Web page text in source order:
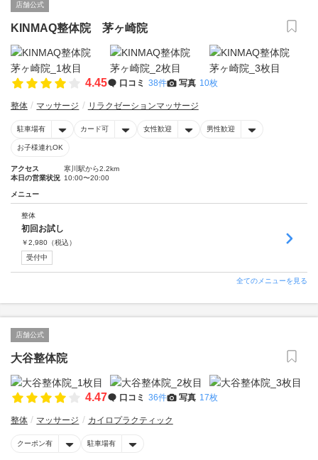
店舗公式
KINMAQ整体院 茅ヶ崎院
4.45 口コミ 38件 写真 10枚
整体 マッサージ リラクゼーションマッサージ
駐車場有 カード可 女性歓迎 男性歓迎
お子様連れOK
アクセス
寒川駅から2.2km
本日の営業状況 10:00〜20:00
メニュー
整体
初回お試し
￥2,980 （税込）
受付中
全てのメニューを見る
店舗公式
大谷整体院
4.47 口コミ 36件 写真 17枚
整体 マッサージ カイロプラクティック
クーポン有 駐車場有